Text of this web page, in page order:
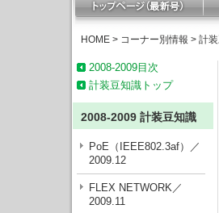
HOME > コーナー別情報 > 計
2008-2009目次
計装豆知識トップ
2008-2009 計装豆知識
PoE（IEEE802.3af）／
2009.12
FLEX NETWORK／
2009.11